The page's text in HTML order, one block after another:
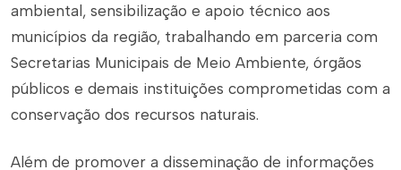
ambiental, sensibilização e apoio técnico aos
municípios da região, trabalhando em parceria com
Secretarias Municipais de Meio Ambiente, órgãos
públicos e demais instituições comprometidas com a
conservação dos recursos naturais.
Além de promover a disseminação de informações